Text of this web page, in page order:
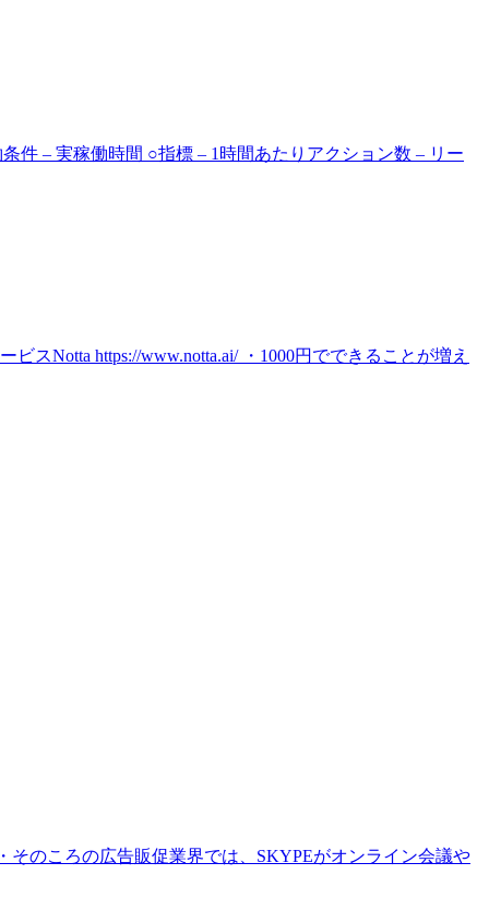
件 – 実稼働時間 ○指標 – 1時間あたりアクション数 – リー
スNotta https://www.notta.ai/ ・1000円でできることが増え
のころの広告販促業界では、SKYPEがオンライン会議や